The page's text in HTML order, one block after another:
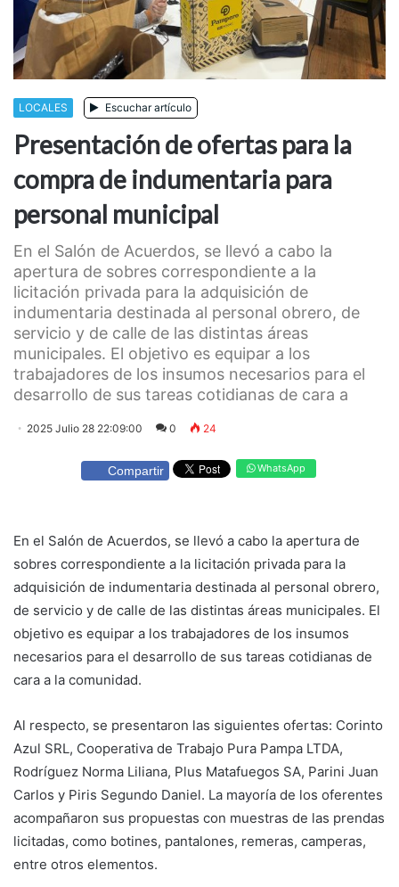
LOCALES Escuchar artículo
Presentación de ofertas para la
compra de indumentaria para
personal municipal
En el Salón de Acuerdos, se llevó a cabo la
apertura de sobres correspondiente a la
licitación privada para la adquisición de
indumentaria destinada al personal obrero, de
servicio y de calle de las distintas áreas
municipales. El objetivo es equipar a los
trabajadores de los insumos necesarios para el
desarrollo de sus tareas cotidianas de cara a
2025 Julio 28 22:09:00 0 24
Compartir WhatsApp
En el Salón de Acuerdos, se llevó a cabo la apertura de
sobres correspondiente a la licitación privada para la
adquisición de indumentaria destinada al personal obrero,
de servicio y de calle de las distintas áreas municipales. El
objetivo es equipar a los trabajadores de los insumos
necesarios para el desarrollo de sus tareas cotidianas de
cara a la comunidad.
Al respecto, se presentaron las siguientes ofertas: Corinto
Azul SRL, Cooperativa de Trabajo Pura Pampa LTDA,
Rodríguez Norma Liliana, Plus Matafuegos SA, Parini Juan
Carlos y Piris Segundo Daniel. La mayoría de los oferentes
acompañaron sus propuestas con muestras de las prendas
licitadas, como botines, pantalones, remeras, camperas,
entre otros elementos.